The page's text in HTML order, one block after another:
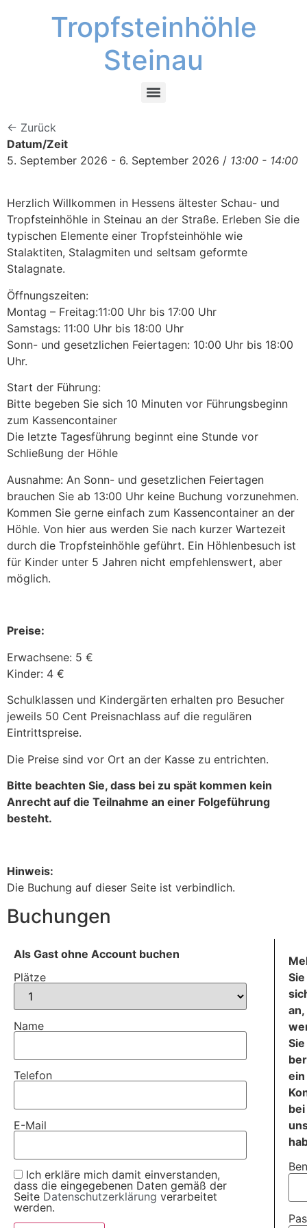
Tropfsteinhöhle
Steinau
← Zurück
Datum/Zeit
5. September 2026 - 6. September 2026 / 13:00 - 14:00
Herzlich Willkommen in Hessens ältester Schau- und
Tropfsteinhöhle in Steinau an der Straße. Erleben Sie die
typischen Elemente einer Tropfsteinhöhle wie
Stalaktiten, Stalagmiten und seltsam geformte
Stalagnate.
Öffnungszeiten:
Montag – Freitag:11:00 Uhr bis 17:00 Uhr
Samstags: 11:00 Uhr bis 18:00 Uhr
Sonn- und gesetzlichen Feiertagen: 10:00 Uhr bis 18:00
Uhr.
Start der Führung:
Bitte begeben Sie sich 10 Minuten vor Führungsbeginn
zum Kassencontainer
Die letzte Tagesführung beginnt eine Stunde vor
Schließung der Höhle
Ausnahme: An Sonn- und gesetzlichen Feiertagen
brauchen Sie ab 13:00 Uhr keine Buchung vorzunehmen.
Kommen Sie gerne einfach zum Kassencontainer an der
Höhle. Von hier aus werden Sie nach kurzer Wartezeit
durch die Tropfsteinhöhle geführt. Ein Höhlenbesuch ist
für Kinder unter 5 Jahren nicht empfehlenswert, aber
möglich.
Preise:
Erwachsene: 5 €
Kinder: 4 €
Schulklassen und Kindergärten erhalten pro Besucher
jeweils 50 Cent Preisnachlass auf die regulären
Eintrittspreise.
Die Preise sind vor Ort an der Kasse zu entrichten.
Bitte beachten Sie, dass bei zu spät kommen kein
Anrecht auf die Teilnahme an einer Folgeführung
besteht.
Hinweis:
Die Buchung auf dieser Seite ist verbindlich.
Buchungen
Als Gast ohne Account buchen
Plätze
Name
Telefon
E-Mail
Ich erkläre mich damit einverstanden,
dass die eingegebenen Daten gemäß der
Seite Datenschutzerklärung verarbeitet
werden.
Sie
an,
Sie
ein
bei